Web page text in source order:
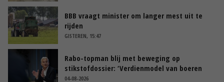
BBB vraagt minister om langer mest uit te
rijden
GISTEREN, 15:47
Rabo-topman blij met beweging op
stikstofdossier: ‘Verdienmodel van boeren
blijft cruciaal’
04-08-2026